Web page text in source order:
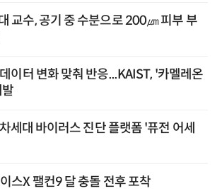
교수, 공기 중 수분으로 200㎛ 피부 부
이터 변화 맞춰 반응...KAIST, '카멜레온
세대 바이러스 진단 플랫폼 '퓨전 어세
스X 팰컨9 달 충돌 전후 포착